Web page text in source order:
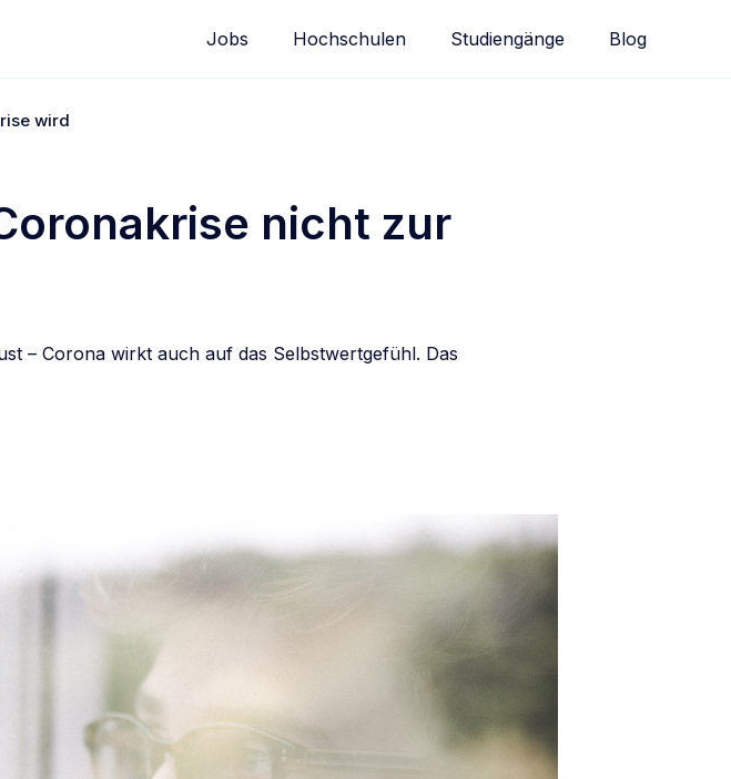
Jobs Hochschulen Studiengänge Blog
wird
nicht zur
– Corona wirkt auch auf das Selbstwertgefühl. Das